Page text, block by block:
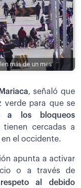
más de un mes
, señaló que
verde para que se
a los bloqueos
cercadas a
el occidente.
apunta a activar
o a través de
respeto al debido